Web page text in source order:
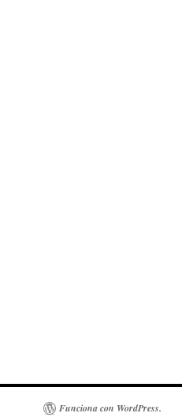
Funciona con WordPress.